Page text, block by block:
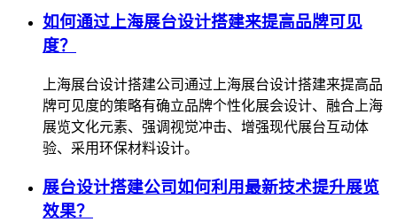
如何通过上海展台设计搭建来提高品牌可见
度？
上海展台设计搭建公司通过上海展台设计搭建来提高品
牌可见度的策略有确立品牌个性化展会设计、融合上海
展览文化元素、强调视觉冲击、增强现代展台互动体
验、采用环保材料设计。
展台设计搭建公司如何利用最新技术提升展览
效果？